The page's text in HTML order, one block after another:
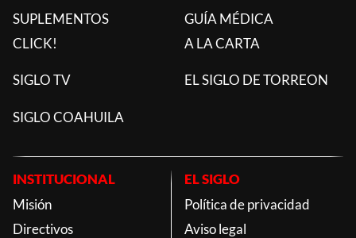
SUPLEMENTOS
CLICK!
GUÍA MÉDICA
A LA CARTA
SIGLO TV EL SIGLO DE TORREON
SIGLO COAHUILA
INSTITUCIONAL
Misión
Directivos
EL SIGLO
Política de privacidad
Aviso legal